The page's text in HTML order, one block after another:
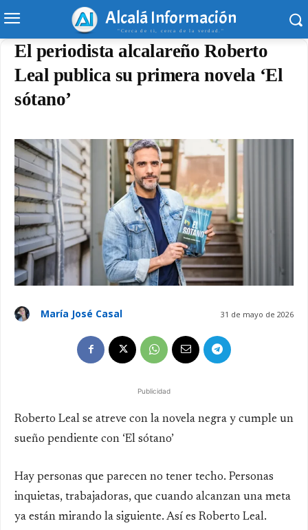
Alcalá Información
"Cerca de ti, cerca de la verdad."
El periodista alcalareño Roberto
Leal publica su primera novela ‘El
sótano’
31 de mayo de 2026
María José Casal
Publicidad
Roberto Leal se atreve con la novela negra y cumple un
sueño pendiente con ‘El sótano’
Hay personas que parecen no tener techo. Personas
inquietas, trabajadoras, que cuando alcanzan una meta
ya están mirando la siguiente. Así es Roberto Leal.